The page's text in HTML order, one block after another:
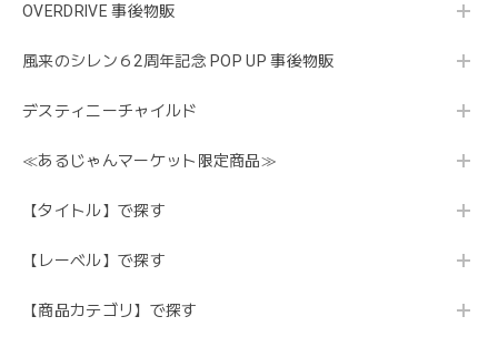
OVERDRIVE 事後物販
風来のシレン６2周年記念 POP UP 事後物販
デスティニーチャイルド
≪あるじゃんマーケット限定商品≫
【タイトル】で探す
【レーベル】で探す
【商品カテゴリ】で探す